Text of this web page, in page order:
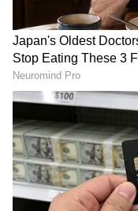
ಈ ಬಗ್ಗೆ ಒಬ್ಬರು
'ನನಗೆ ಕೆಲಸ ಮಾಡಲು
ಸ್ವತಂತ್ರನಾಗಿರಲು
ಮತ್ತೊಬ್ಬರು 'ಇಲ್ಲಿ
ಖೇದ
ಇಲ್ಲದಂಥ ಇಂಥ
ಎಂದು ಮತ್ತೊಬ್ಬರು
RECOMMENDED